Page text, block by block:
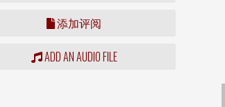
添加评阅
ADD AN AUDIO FILE